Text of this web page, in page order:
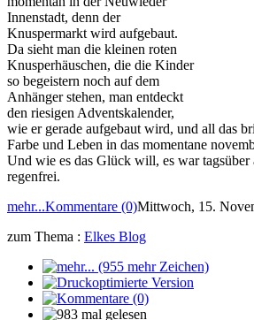
Innenstadt, denn der
Knuspermarkt wird aufgebaut.
Da sieht man die kleinen roten
Knusperhäuschen, die die Kinder
so begeistern noch auf dem
Anhänger stehen, man entdeckt
den riesigen Adventskalender,
wie er gerade aufgebaut wird, und all das
Farbe und Leben in das momentane
Und wie es das Glück will, es war tagsüber
regenfrei.
mehr...Kommentare (0)Mittwoch, 15.
zum Thema : Elkes Blog